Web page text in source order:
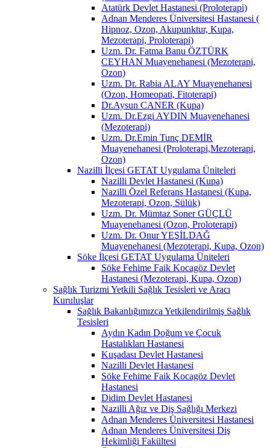
Atatürk Devlet Hastanesi (Proloterapi)
Adnan Menderes Üniversitesi Hastanesi (
Hipnoz, Ozon, Akupunktur, Kupa,
Mezoterapi, Proloterapi)
Uzm. Dr. Fatma Banu ÖZTÜRK
CEYHAN Muayenehanesi (Mezoterapi,
Ozon)
Uzm. Dr. Rabia ALAY Muayenehanesi
(Ozon, Homeopati, Fitoterapi)
Dr.Aysun CANER (Kupa)
Uzm. Dr.Ezgi AYDIN Muayenehanesi
(Mezoterapi)
Uzm. Dr.Emin Tunç DEMİR
Muayenehanesi (Proloterapi,Mezoterapi,
Ozon)
Nazilli İlçesi GETAT Uygulama Üniteleri
Nazilli Devlet Hastanesi (Kupa)
Nazilli Özel Referans Hastanesi (Kupa,
Mezoterapi, Ozon, Sülük)
Uzm. Dr. Mümtaz Soner GÜÇLÜ
Muayenehanesi (Ozon, Proloterapi)
Uzm. Dr. Onur YEŞİLDAĞ
Muayenehanesi (Mezoterapi, Kupa, Ozon)
Söke İlçesi GETAT Uygulama Üniteleri
Söke Fehime Faik Kocagöz Devlet
Hastanesi (Mezoterapi, Kupa, Ozon)
Sağlık Turizmi Yetkili Sağlık Tesisleri ve Aracı
Kuruluşlar
Sağlık Bakanlığımızca Yetkilendirilmiş Sağlık
Tesisleri
Aydın Kadın Doğum ve Çocuk
Hastalıkları Hastanesi
Kuşadası Devlet Hastanesi
Nazilli Devlet Hastanesi
Söke Fehime Faik Kocagöz Devlet
Hastanesi
Didim Devlet Hastanesi
Nazilli Ağız ve Diş Sağlığı Merkezi
Adnan Menderes Üniversitesi Hastanesi
Adnan Menderes Üniversitesi Diş
Hekimliği Fakültesi